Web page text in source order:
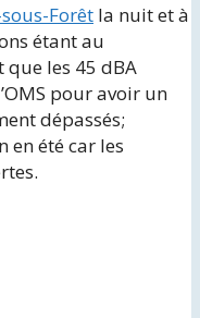
Forêt la nuit et à
étant au
que les 45 dBA
pour avoir un
dépassés;
en été car les